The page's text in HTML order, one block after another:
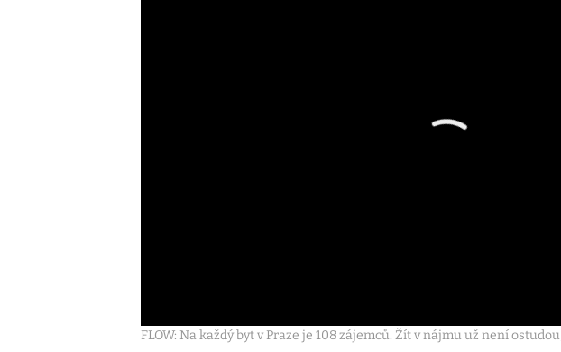
FLOW: Na každý byt v Praze je 108 zájemců. Žít v nájmu už není